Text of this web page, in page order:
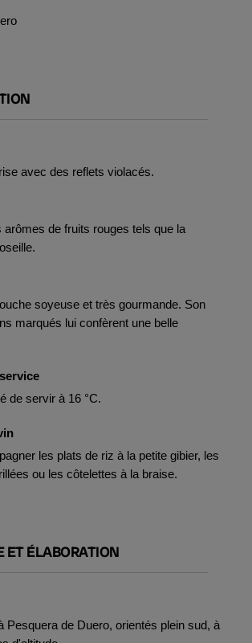
avec des reflets violacés.
arômes de fruits rouges tels que la
soyeuse et très gourmande. Son
marqués lui confèrent une belle
de servir à 16 °C.
les plats de riz à la petite gibier, les
ou les côtelettes à la braise.
ET ÉLABORATION
Pesquera de Duero, orientés plein sud, à